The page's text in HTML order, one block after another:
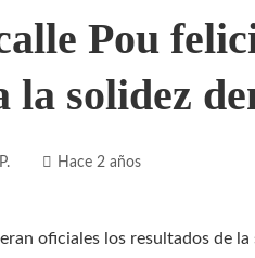
Pou
la solidez
Hace 2 años
oficiales los resultados de